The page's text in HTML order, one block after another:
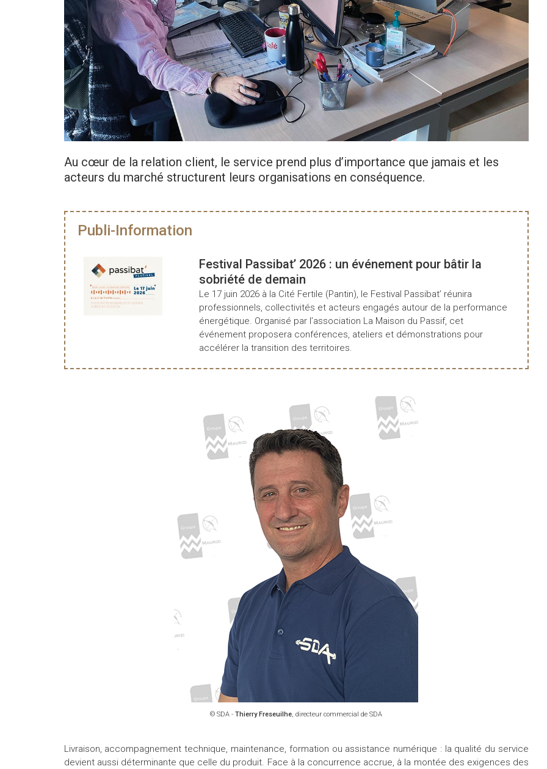
Au cœur de la relation client, le service prend plus d’importance que jamais et les
acteurs du marché structurent leurs organisations en conséquence.
Publi-Information
Festival Passibat’ 2026 : un événement pour bâtir la
sobriété de demain
Le 17 juin 2026 à la Cité Fertile (Pantin), le Festival Passibat’ réunira
professionnels, collectivités et acteurs engagés autour de la performance
énergétique. Organisé par l’association La Maison du Passif, cet
événement proposera conférences, ateliers et démonstrations pour
accélérer la transition des territoires.
© SDA -Thierry Freseuilhe, directeur commercial de SDA
Livraison, accompagnement technique, maintenance, formation ou assistance numérique : la qualité du service
devient aussi déterminante que celle du produit. Face à la concurrence accrue, à la montée des exigences des